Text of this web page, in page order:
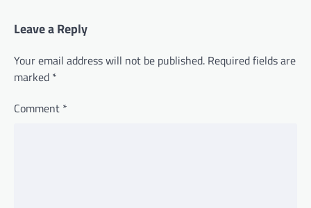
Leave a Reply
Your email address will not be published. Required fields are
marked *
Comment *